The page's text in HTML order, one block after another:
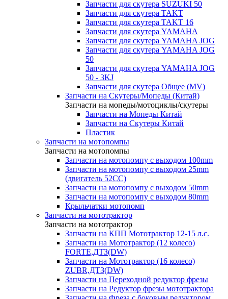
Запчасти для скутера SUZUKI 50
Запчасти для скутера TAKT
Запчасти для скутера TAKT 16
Запчасти для скутера YAMAHA
Запчасти для скутера YAMAHA JOG
Запчасти для скутера YAMAHA JOG
50
Запчасти для скутера YAMAHA JOG
50 - 3KJ
Запчасти для скутера Общее (MV)
Запчасти на Скутеры/Мопеды (Китай)
Запчасти на мопеды/мотоциклы/скутеры
Запчасти на Мопеды Китай
Запчасти на Скутеры Китай
Пластик
Запчасти на мотопомпы
Запчасти на мотопомпы
Запчасти на мотопомпу с выходом 100mm
Запчасти на мотопомпу с выходом 25mm
(двигатель 52CC)
Запчасти на мотопомпу с выходом 50mm
Запчасти на мотопомпу с выходом 80mm
Крыльчатки мотопомп
Запчасти на мототрактор
Запчасти на мототрактор
Запчасти на КПП Мототрактор 12-15 л.с.
Запчасти на Мототрактор (12 колесо)
FORTE,ДТЗ(DW)
Запчасти на Мототрактор (16 колесо)
ZUBR,ДТЗ(DW)
Запчасти на Переходной редуктор фрезы
Запчасти на Редуктор фрезы мототрактора